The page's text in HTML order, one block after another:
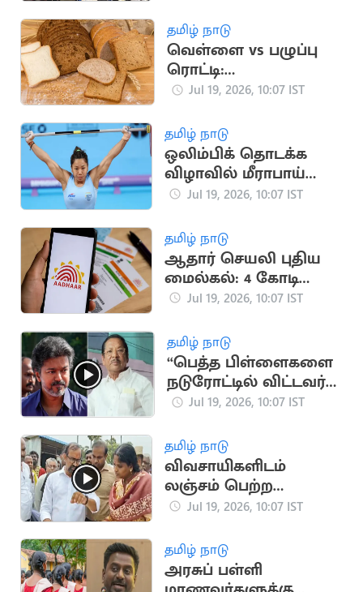
தமிழ் நாடு
வெள்ளை vs பழுப்பு
ரொட்டி:
ஆரோக்கியத்திற்கு எது
Jul 19, 2026, 10:07 IST
தமிழ் நாடு
ஒலிம்பிக் தொடக்க
விழாவில் மீராபாய்
சானு, லவ்லினா
செல்கின்றனர்
Jul 19, 2026, 10:07 IST
தமிழ் நாடு
ஆதார் செயலி புதிய
மைல்கல்: 4 கோடி
பதிவிறக்கங்களை
Jul 19, 2026, 10:07 IST
தமிழ் நாடு
“பெத்த பிள்ளைகளை
நடுரோட்டில் விட்டவர்
விஜய்”.. ஆர்.எஸ்.பாரதி
Jul 19, 2026, 10:07 IST
தமிழ் நாடு
விவசாயிகளிடம்
லஞ்சம் பெற்ற
அதிகாரி சஸ்பெண்ட்..
அதிரடி
Jul 19, 2026, 10:07 IST
தமிழ் நாடு
அரசுப் பள்ளி